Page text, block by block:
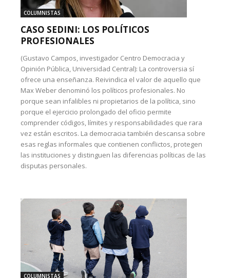
COLUMNISTAS
CASO SEDINI: LOS POLÍTICOS
PROFESIONALES
(Gustavo Campos, investigador Centro Democracia y
Opinión Pública, Universidad Central): La controversia sí
ofrece una enseñanza. Reivindica el valor de aquello que
Max Weber denominó los políticos profesionales. No
porque sean infalibles ni propietarios de la política, sino
porque el ejercicio prolongado del oficio permite
comprender códigos, límites y responsabilidades que rara
vez están escritos. La democracia también descansa sobre
esas reglas informales que contienen conflictos, protegen
las instituciones y distinguen las diferencias políticas de las
disputas personales.
COLUMNISTAS